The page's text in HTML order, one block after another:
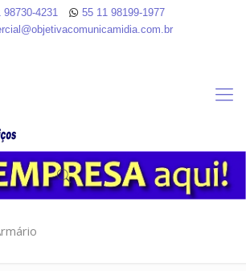
98730-4231
55 11 98199-1977